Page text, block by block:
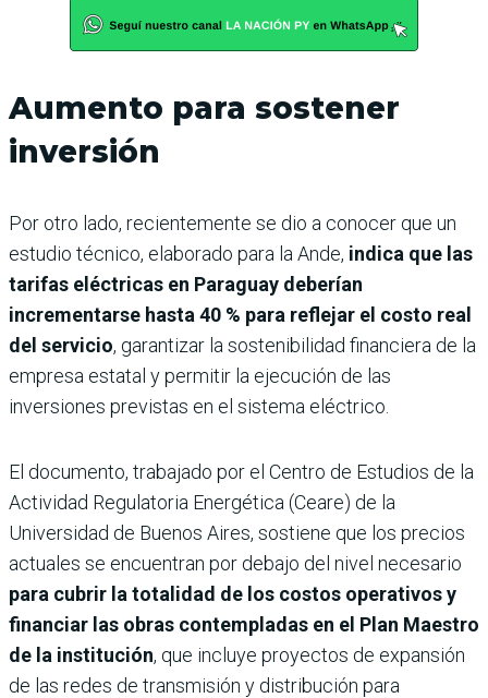
Aumento para sostener
inversión
Por otro lado, recientemente se dio a conocer que un
estudio técnico, elaborado para la Ande, indica que las
tarifas eléctricas en Paraguay deberían
incrementarse hasta 40 % para reflejar el costo real
del servicio, garantizar la sostenibilidad financiera de la
empresa estatal y permitir la ejecución de las
inversiones previstas en el sistema eléctrico.
El documento, trabajado por el Centro de Estudios de la
Actividad Regulatoria Energética (Ceare) de la
Universidad de Buenos Aires, sostiene que los precios
actuales se encuentran por debajo del nivel necesario
para cubrir la totalidad de los costos operativos y
financiar las obras contempladas en el Plan Maestro
de la institución, que incluye proyectos de expansión
de las redes de transmisión y distribución para